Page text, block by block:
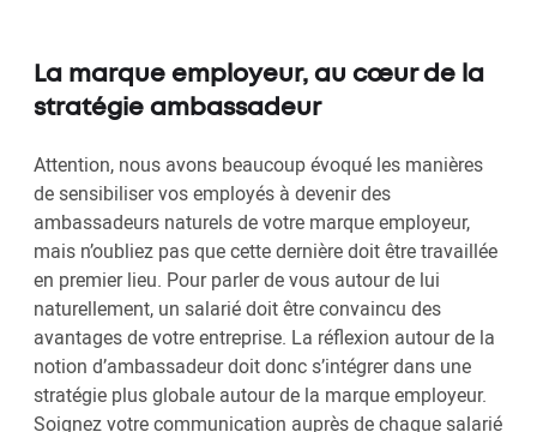
La marque employeur, au cœur de la
stratégie ambassadeur
Attention, nous avons beaucoup évoqué les manières
de sensibiliser vos employés à devenir des
ambassadeurs naturels de votre marque employeur,
mais n’oubliez pas que cette dernière doit être travaillée
en premier lieu. Pour parler de vous autour de lui
naturellement, un salarié doit être convaincu des
avantages de votre entreprise. La réflexion autour de la
notion d’ambassadeur doit donc s’intégrer dans une
stratégie plus globale autour de la marque employeur.
Soignez votre communication auprès de chaque salarié